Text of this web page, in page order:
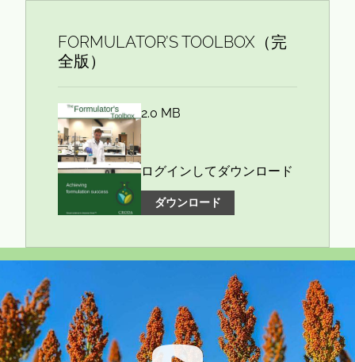
FORMULATOR’S TOOLBOX（完
全版）
2.0 MB
ログインしてダウンロード
ダウンロード